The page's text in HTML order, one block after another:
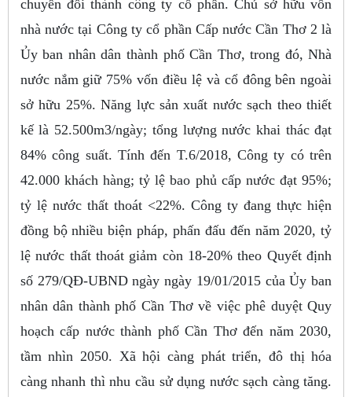
chuyển đổi thành công ty cổ phần. Chủ sở hữu vốn
nhà nước tại Công ty cổ phần Cấp nước Cần Thơ 2 là
Ủy ban nhân dân thành phố Cần Thơ, trong đó, Nhà
nước nắm giữ 75% vốn điều lệ và cổ đông bên ngoài
sở hữu 25%. Năng lực sản xuất nước sạch theo thiết
kế là 52.500m3/ngày; tổng lượng nước khai thác đạt
84% công suất. Tính đến T.6/2018, Công ty có trên
42.000 khách hàng; tỷ lệ bao phủ cấp nước đạt 95%;
tỷ lệ nước thất thoát <22%. Công ty đang thực hiện
đồng bộ nhiều biện pháp, phấn đấu đến năm 2020, tỷ
lệ nước thất thoát giảm còn 18-20% theo Quyết định
số 279/QĐ-UBND ngày ngày 19/01/2015 của Ủy ban
nhân dân thành phố Cần Thơ về việc phê duyệt Quy
hoạch cấp nước thành phố Cần Thơ đến năm 2030,
tầm nhìn 2050. Xã hội càng phát triển, đô thị hóa
càng nhanh thì nhu cầu sử dụng nước sạch càng tăng.